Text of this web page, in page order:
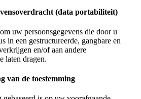
(data portabiliteit)
uw persoonsgegevens die door u
in een gestructureerde, gangbare en
en/of aan andere
laten dragen.
van de toestemming